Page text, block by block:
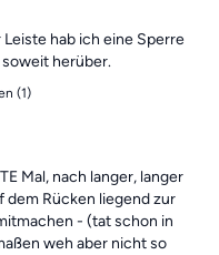
Leiste hab ich eine Sperre
herüber.
(1)
Mal, nach langer, langer
dem Rücken liegend zur
- (tat schon in
weh aber nicht so